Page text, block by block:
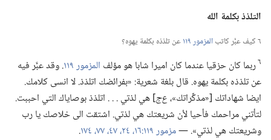
التلذذ بكلمة الله
٦ كيف عبَّر كاتب المزمور ١١٩
عن تلذذه بكلمة يهوه؟‏
٦ربما كان حزقيا عندما كان اميرا شابا هو مؤلف المزمور ١١٩
‏.‏ وقد عبَّر فيه
عن تلذذه بكلمة يهوه.‏ قال بلغة شعرية:‏ «بفرائضك اتلذذ.‏ لا انسى كلامك.‏
ايضا شهاداتك [«مذكِّراتك»،‏ع‌ج‏] هي لذتي .‏ .‏ .‏ اتلذذ بوصاياك التي احببت.‏
لتأتني مراحمك فأحيا لأن شريعتك هي لذتي.‏ اشتقت الى خلاصك يا رب
وشريعتك هي لذتي».‏ —‏مزمور ١١٩:‏١٦،‏ ‏.‏